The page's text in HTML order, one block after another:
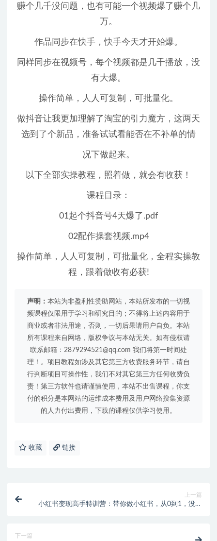
赚个几千没问题，也有可能一个视频爆了赚个几
万。
作品同步在快手，快手今天才开始爆。
同样同步在视频号，每个视频都是几千播放，没
有大爆。
操作简单，人人可复制，可批量化。
做抖音让我更加理解了淘宝的引力魔方，这两天
选到了个新品，准备试试看能否在不补单的情
况下做起来。
以下全部实操教程，照着做，就会有收获！
课程目录：
01起个抖音号4天爆了.pdf
02配作操套视频.mp4
操作简单，人人可复制，可批量化，全程实操教
程，跟着做收有必获!
声明： 本站为非盈利性赞助网站，本站所发布的一切视
频课程仅限用于学习和研究目的；不得将上述内容用于
商业或者非法用途，否则，一切后果请用户自负。本站
所有课程来自网络，版权争议与本站无关。如有侵权请
联系邮箱：2879294521@qq.com 我们将第一时间处
理！。项目教程如涉及其它第三方收费服务环节，请自
行判断项目可操作性，我们不对其它第三方任何收费负
责！第三方软件也请谨慎使用，本站不出售课程，你支
付的积分是本网站的运维成本费用及用户网络搜集资源
的人力付出费用，下载的课程仅供学习使用。
收藏 链接
上一篇
小红书变现高手特训营：带你做小红书，从0到1，没有
下一篇